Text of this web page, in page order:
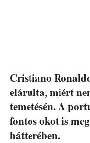
Cristiano
elárulta, miért
temetésén. A
fontos okot is
hátterében.